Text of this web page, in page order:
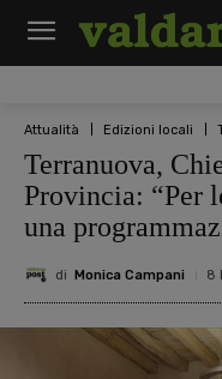
Attualità Edizioni locali
Terranuova,
Provincia: “Per
una
di Monica Campani 8